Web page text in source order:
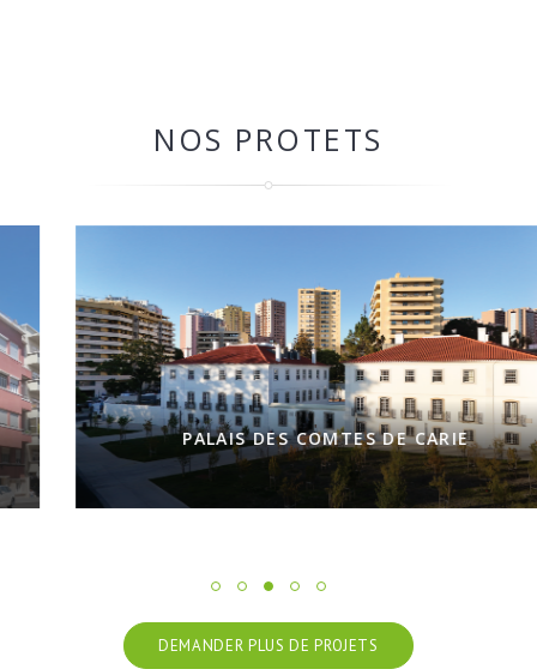
NOS PROTETS
PALAIS DES COMTES DE CARIE
DEMANDER PLUS DE PROJETS